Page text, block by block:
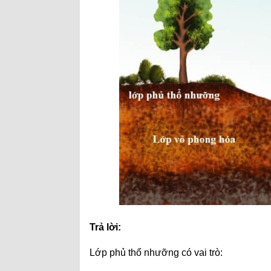
Trả lời:
Lớp phủ thổ nhưỡng có vai trò: